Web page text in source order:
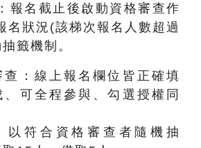
報名截止後啟動資格審查作
名狀況(該梯次報名人數超過
籤機制。
查：線上報名欄位皆正確填
、可全程參與、勾選授權同
以符合資格審查者隨機抽